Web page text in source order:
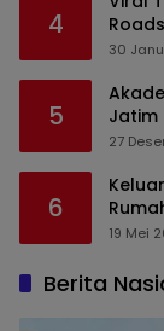
4
30
5
Jatim
27
6
19 Mei
Berita